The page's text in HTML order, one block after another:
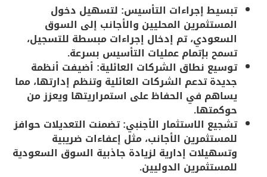
تبسيط إجراءات التأسيس: لتسهيل دخول
المستثمرين المحليين والأجانب إلى السوق
السعودي، تم إدخال إجراءات مبسطة للتسجيل،
تسمح بإتمام عمليات التأسيس بسرعة.
توسيع نطاق الشركات العائلية: أضيفت أنظمة
جديدة تدعم الشركات العائلية وتنظم إدارتها، مما
يساهم في الحفاظ على استمراريتها ويعزز من
حوكمتها.
تشجيع الاستثمار الأجنبي: تضمنت التعديلات حوافز
للمستثمرين الأجانب، مثل إعفاءات ضريبية
وتسهيلات إدارية لزيادة جاذبية السوق السعودية
للمستثمرين الدوليين.